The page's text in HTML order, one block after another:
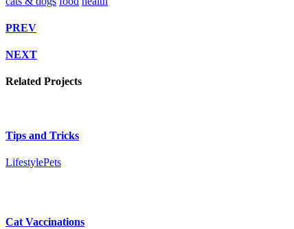
PREV
NEXT
Related Projects
Tips and Tricks
LifestylePets
Cat Vaccinations